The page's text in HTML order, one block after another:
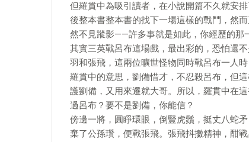
但羅貫中為吸引讀者，在小說開篇不久就安
後整本書整本書的找下一場這樣的戰鬥，然
然不見蹤影——許多事就是如此，你經歷的那
其實三英戰呂布這場戲，最出彩的，恐怕還
羽和張飛，這兩位曠世怪物同時戰呂布一人
羅貫中的意思，劉備惜才，不忍殺呂布，但
護劉備，又用來遷就大哥。所以，羅貫中在
過呂布？要不是劉備，你能信？
傍邊一將，圓睜環眼，倒豎虎鬚，挺丈八蛇
棄了公孫瓚，便戰張飛。張飛抖擻精神，酣